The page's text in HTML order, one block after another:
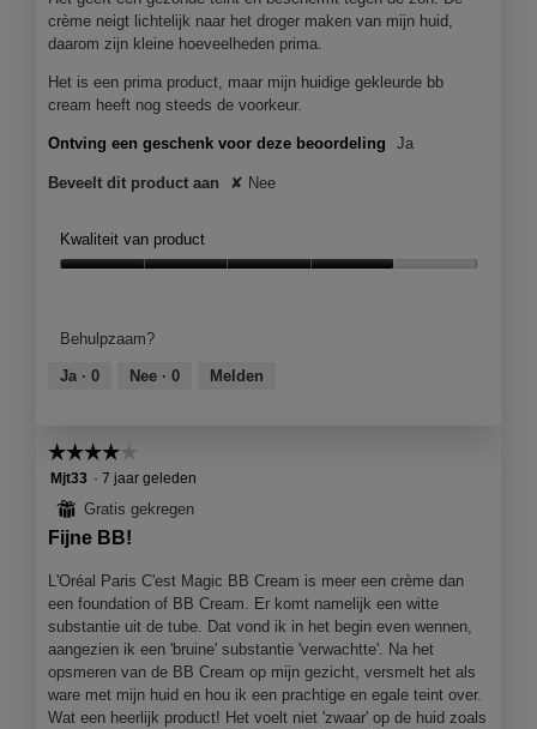
crème neigt lichtelijk naar het droger maken van mijn huid,
daarom zijn kleine hoeveelheden prima.
Het is een prima product, maar mijn huidige gekleurde bb
cream heeft nog steeds de voorkeur.
Ontving een geschenk voor deze beoordeling Ja
Beveelt dit product aan ✘ Nee
Kwaliteit van product
4
van
Behulpzaam?
Ja · 0 Nee · 0 Melden
☆☆☆☆☆
☆☆☆☆☆
4
van
sterren.
Mjt33 · 7 jaar geleden
⊞ Gratis gekregen
Fijne BB!
L'Oréal Paris C'est Magic BB Cream is meer een crème dan
een foundation of BB Cream. Er komt namelijk een witte
substantie uit de tube. Dat vond ik in het begin even wennen,
aangezien ik een 'bruine' substantie 'verwachtte'. Na het
opsmeren van de BB Cream op mijn gezicht, versmelt het als
ware met mijn huid en hou ik een prachtige en egale teint over.
Wat een heerlijk product! Het voelt niet 'zwaar' op de huid zoals